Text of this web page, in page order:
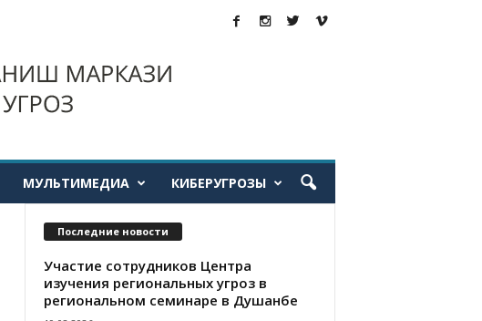
МУЛЬТИМЕДИА КИБЕРУГРОЗЫ
Последние новости
Участие сотрудников Центра
изучения региональных угроз в
региональном семинаре в Душанбе